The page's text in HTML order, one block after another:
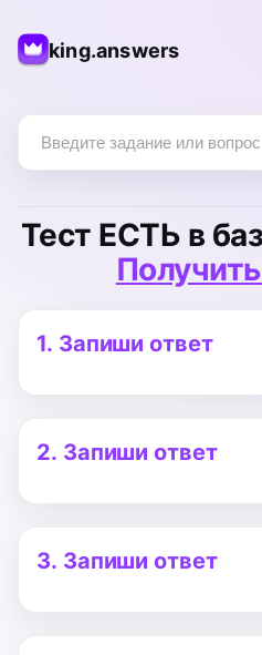
king.answers
Тест ЕСТЬ в
1. Запиши ответ
2. Запиши ответ
3. Запиши ответ